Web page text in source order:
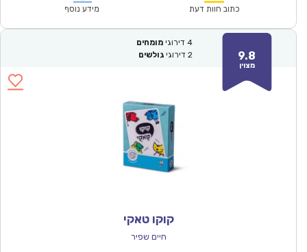
₪124.00.
כתוב חוות דעת מידע נוסף
9.8
מצוין
4 דירוגי מומחים
2 דירוגי גולשים
קוקו טאקי
חיים שפיר